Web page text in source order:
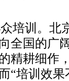
培训。北
全国的广
精耕细作
“培训效